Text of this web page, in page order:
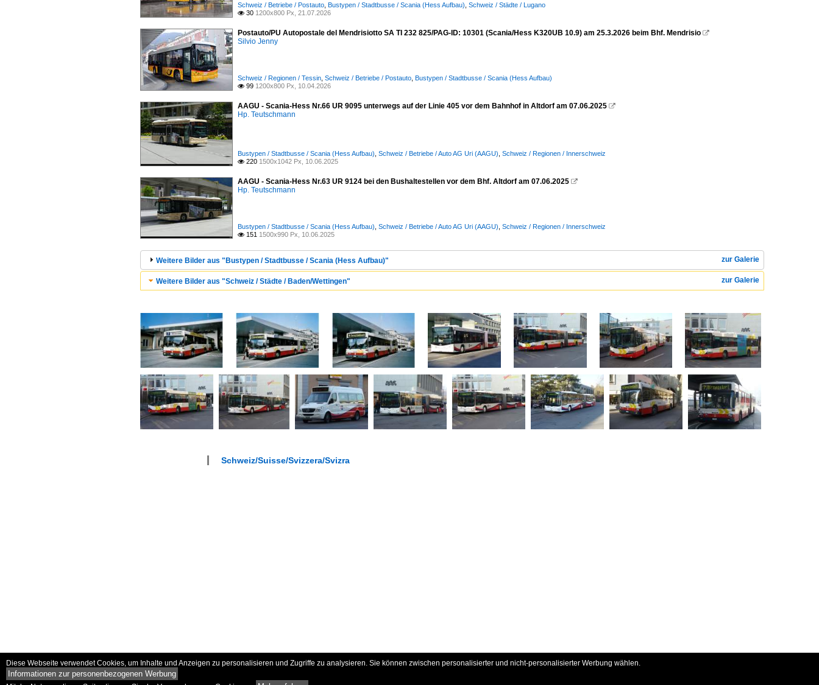
Schweiz / Betriebe / Postauto Bustypen / Stadtbusse / Scania (Hess Aufbau) Schweiz / Städte / Lugano
 30 1200x800 Px, 21.07.2026
Postauto/PU Autopostale del Mendrisiotto SA TI 232 825/PAG-ID: 10301 (Scania/Hess K320UB 10.9) am 25.3.2026 beim Bhf. Mendrisio 
Silvio Jenny
Schweiz / Regionen / Tessin Schweiz / Betriebe / Postauto Bustypen / Stadtbusse / Scania (Hess Aufbau)
 99 1200x800 Px, 10.04.2026
AAGU - Scania-Hess Nr.66 UR 9095 unterwegs auf der Linie 405 vor dem Bahnhof in Altdorf am 07.06.2025 
Hp. Teutschmann
Bustypen / Stadtbusse / Scania (Hess Aufbau) Schweiz / Betriebe / Auto AG Uri (AAGU) Schweiz / Regionen / Innerschweiz
 220 1500x1042 Px, 10.06.2025
AAGU - Scania-Hess Nr.63 UR 9124 bei den Bushaltestellen vor dem Bhf. Altdorf am 07.06.2025 
Hp. Teutschmann
Bustypen / Stadtbusse / Scania (Hess Aufbau) Schweiz / Betriebe / Auto AG Uri (AAGU) Schweiz / Regionen / Innerschweiz
 151 1500x990 Px, 10.06.2025
zur Galerie
Weitere Bilder aus "Bustypen / Stadtbusse / Scania (Hess Aufbau)"
zur Galerie
Weitere Bilder aus "Schweiz / Städte / Baden/Wettingen"
Schweiz/Suisse/Svizzera/Svizra
Diese Webseite verwendet Cookies, um Inhalte und Anzeigen zu personalisieren und Zugriffe zu analysieren. Sie können zwischen personalisierter und nicht-personalisierter Werbung wählen.
Informationen zur personenbezogenen Werbung